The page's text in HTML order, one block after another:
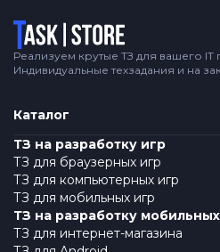
Логотип
Реализуем крутые ТЗ для вашего IT
Индивидуальные техзадания и на
Каталог
ТЗ на разработку игр
ТЗ для браузерных игр
ТЗ для компьютерных игр
ТЗ для мобильных игр
ТЗ на разработку
ТЗ для интернет-магазина